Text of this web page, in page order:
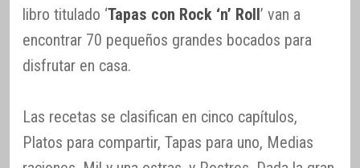
libro titulado ‘Tapas con Rock ‘n’ Roll’ van a
encontrar 70 pequeños grandes bocados para
disfrutar en casa.
Las recetas se clasifican en cinco capítulos,
Platos para compartir, Tapas para uno, Medias